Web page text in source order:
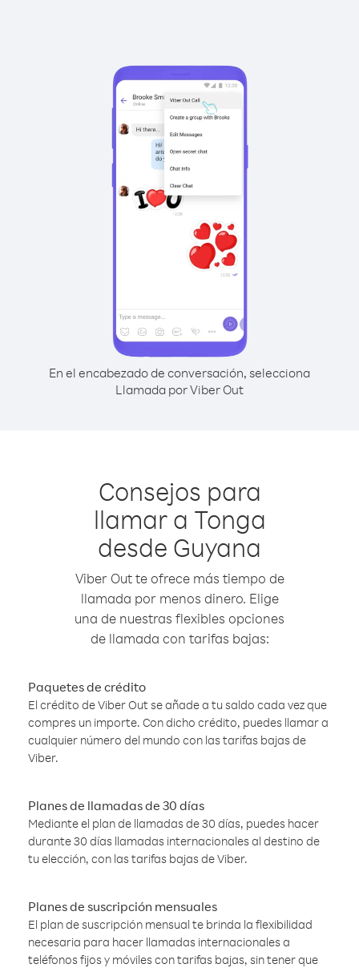
En el encabezado de conversación, selecciona
Llamada por Viber Out
Consejos para
llamar a Tonga
desde Guyana
Viber Out te ofrece más tiempo de
llamada por menos dinero. Elige
una de nuestras flexibles opciones
de llamada con tarifas bajas:
Paquetes de crédito
El crédito de Viber Out se añade a tu saldo cada vez que
compres un importe. Con dicho crédito, puedes llamar a
cualquier número del mundo con las tarifas bajas de
Viber.
Planes de llamadas de 30 días
Mediante el plan de llamadas de 30 días, puedes hacer
durante 30 días llamadas internacionales al destino de
tu elección, con las tarifas bajas de Viber.
Planes de suscripción mensuales
El plan de suscripción mensual te brinda la flexibilidad
necesaria para hacer llamadas internacionales a
teléfonos fijos y móviles con tarifas bajas, sin tener que